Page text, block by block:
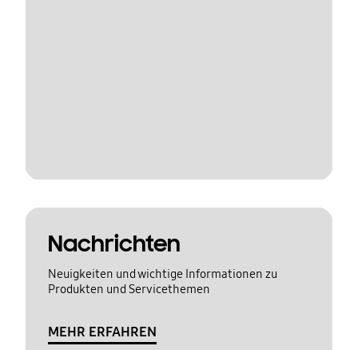
Nachrichten
Neuigkeiten und wichtige Informationen zu
Produkten und Servicethemen
MEHR ERFAHREN